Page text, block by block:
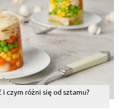
czym różni się od sztamu?